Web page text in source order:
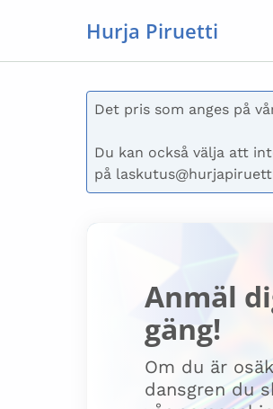
Hurja Piruetti
Det pris som anges på
Du kan också välja att
på
Anmäl
gäng!
Om du är
dansgren du